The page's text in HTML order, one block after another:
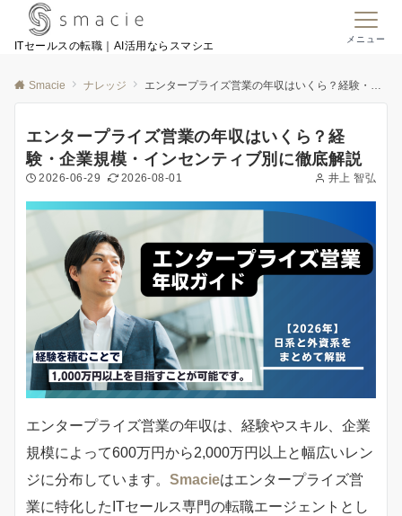
ITセールスの転職｜AI活用ならスマシエ
メニュー
Smacie ナレッジ エンタープライズ営業の年収はいくら？経験・企業規模・インセンティブ別に徹底解説
エンタープライズ営業の年収はいくら？経
験・企業規模・インセンティブ別に徹底解説
2026-06-29 2026-08-01 井上 智弘
エンタープライズ営業の年収は、経験やスキル、企業
規模によって600万円から2,000万円以上と幅広いレン
ジに分布しています。 Smacieはエンタープライズ営
業に特化したITセールス専門の転職エージェントとし